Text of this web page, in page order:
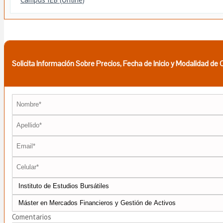
Solicita Información Sobre Precios, Fecha de Inicio y Modalidad de
Comentarios